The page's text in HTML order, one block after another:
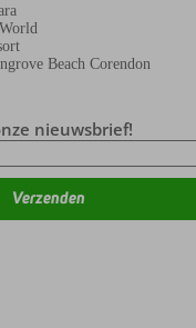
Beach Corendon
nieuwsbrief!